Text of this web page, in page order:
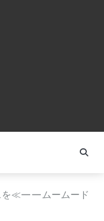
を≪——ムームード